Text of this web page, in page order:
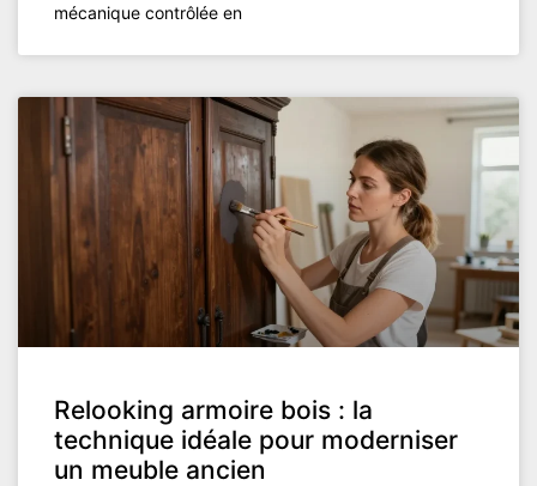
mécanique contrôlée en
Relooking armoire bois : la
technique idéale pour moderniser
un meuble ancien